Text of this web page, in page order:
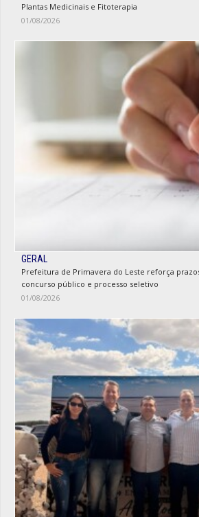
Plantas Medicinais e Fitoterapia
01/08/2026
GERAL
Prefeitura de Primavera do Leste reforça
concurso público e processo seletivo
01/08/2026